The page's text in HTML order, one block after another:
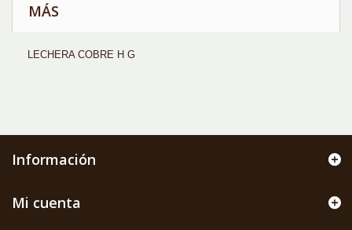
MÁS
LECHERA COBRE H G
Información
Mi cuenta